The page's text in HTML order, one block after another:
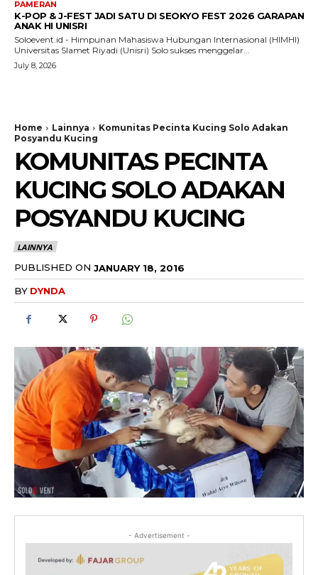
PAMERAN
K-POP & J-FEST JADI SATU DI SEOKYO FEST 2026 GARAPAN
ANAK HI UNISRI
Soloevent.id - Himpunan Mahasiswa Hubungan Internasional (HIMHI)
Universitas Slamet Riyadi (Unisri) Solo sukses menggelar...
July 8, 2026